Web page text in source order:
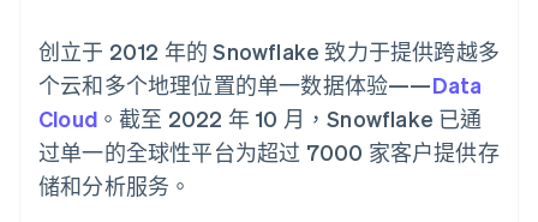
Elements
灵活的 UI 组件
支付方式
Access to
125+
Authorization
Boost
支付成功率优
税自动化
Revenue
Recognition
会计自动化
Stripe Sigma
自定义报告
全球化企业
应用内支付
交易市场
资金管理
平台
SaaS
管理订阅
提供按用量计费
发行稳定币支持的支付卡
使用代理预配和管理服务
公司
产品路线图
Sessions 年度大会
创立于 2012 年的 Snowflake 致力于提供跨越多
个云和多个地理位置的单一数据体验——Data
Cloud 。截至 2022 年 10 月，Snowflake 已通
过单一的全球性平台为超过 7000 家客户提供存
储和分析服务。